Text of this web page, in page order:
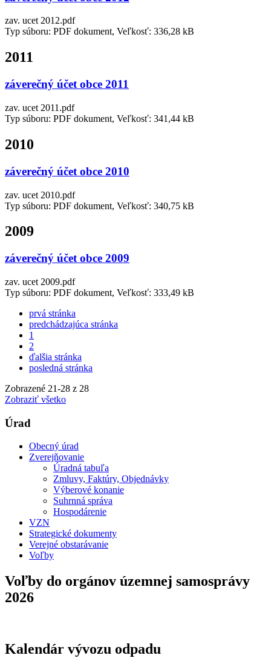
zav. ucet 2012.pdf
Typ súboru: PDF dokument, Veľkosť: 336,28 kB
2011
záverečný účet obce 2011
zav. ucet 2011.pdf
Typ súboru: PDF dokument, Veľkosť: 341,44 kB
2010
záverečný účet obce 2010
zav. ucet 2010.pdf
Typ súboru: PDF dokument, Veľkosť: 340,75 kB
2009
záverečný účet obce 2009
zav. ucet 2009.pdf
Typ súboru: PDF dokument, Veľkosť: 333,49 kB
prvá stránka
predchádzajúca stránka
1
2
ďalšia stránka
posledná stránka
Zobrazené 21-28 z 28
Zobraziť všetko
Úrad
Obecný úrad
Zverejňovanie
Úradná tabuľa
Zmluvy, Faktúry, Objednávky
Výberové konanie
Suhrnná správa
Hospodárenie
VZN
Strategické dokumenty
Verejné obstarávanie
Voľby
Voľby do orgánov územnej samosprávy
2026
Kalendár vývozu odpadu